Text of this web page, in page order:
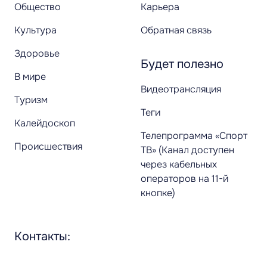
Общество
Культура
Здоровье
В мире
Туризм
Калейдоскоп
Происшествия
Карьера
Обратная связь
Будет полезно
Видеотрансляция
Теги
Телепрограмма «Спорт
ТВ» (Канал доступен
через кабельных
операторов на 11-й
кнопке)
Контакты: